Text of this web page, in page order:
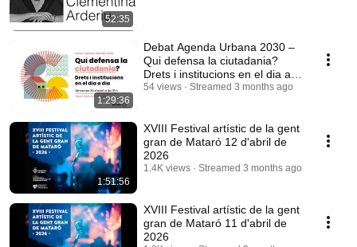
52:35
1:29:36
Debat Agenda Urbana 2030 –
Qui defensa la ciutadania?
Drets i institucions en el dia a
dia
54 views Streamed 3 months ago
1:51:56
XVIII Festival artístic de la gent
gran de Mataró 12 d'abril de
2026
1.4K views Streamed 3 months ago
XVIII Festival artístic de la gent
gran de Mataró 11 d'abril de
2026